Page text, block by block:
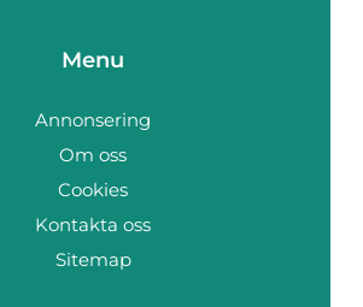
Menu
Annonsering
Om oss
Cookies
Kontakta oss
Sitemap